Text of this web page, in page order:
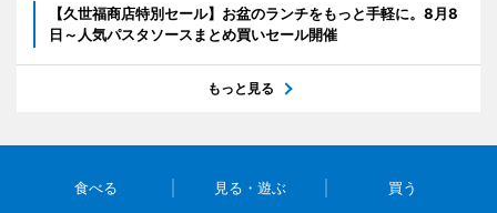
【久世福商店特別セール】お盆のランチをもっと手軽に。8月8
日～人気パスタソースまとめ買いセール開催
もっと見る
食べる 見る・遊ぶ 買う